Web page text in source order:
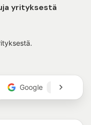
yrityksestä
Google